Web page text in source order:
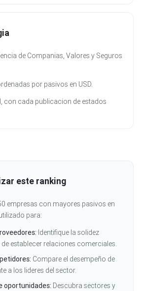
de Companias, Valores y Seguros
por pasivos en USD.
con cada publicacion de estados
este ranking
empresas con mayores pasivos en
para:
Identifique la solidez
establecer relaciones comerciales.
Compare el desempeño de
a los lideres del sector.
oportunidades: Descubra sectores y